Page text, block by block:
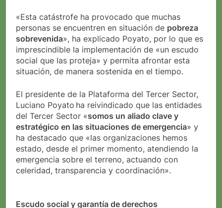
«Esta catástrofe ha provocado que muchas
personas se encuentren en situación de pobreza
sobrevenida», ha explicado Poyato, por lo que es
imprescindible la implementación de «un escudo
social que las proteja» y permita afrontar esta
situación, de manera sostenida en el tiempo.
El presidente de la Plataforma del Tercer Sector,
Luciano Poyato ha reivindicado que las entidades
del Tercer Sector «somos un aliado clave y
estratégico en las situaciones de emergencia» y
ha destacado que «las organizaciones hemos
estado, desde el primer momento, atendiendo la
emergencia sobre el terreno, actuando con
celeridad, transparencia y coordinación».
Escudo social y garantía de derechos